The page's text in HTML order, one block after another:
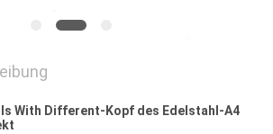
With Different-Kopf des Edelstahl-A4